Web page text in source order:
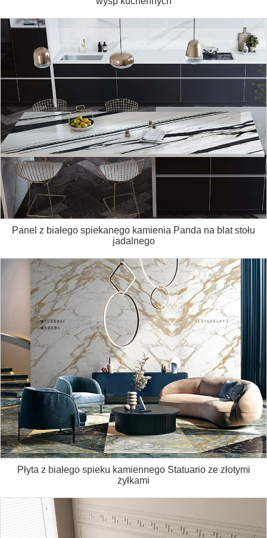
Panel z białego spiekanego kamienia Panda na blat stołu
jadalnego
Płyta z białego spieku kamiennego Statuario ze złotymi
żyłkami